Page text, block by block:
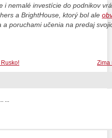
i nemalé investície do podnikov
a BrightHouse, ktorý bol ale
poruchami učenia na predaj
Zima
...